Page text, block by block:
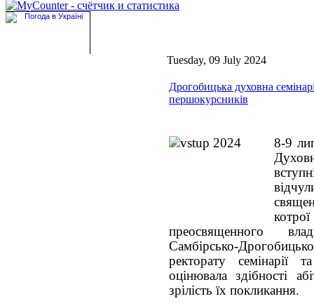
Tuesday, 09 July 2024
Дрогобицька духовна
першокурсників
8-9
преосвященного
Самбірсько-
ректорату семінарії
оцінювала здібності
зрілість їх покликання.